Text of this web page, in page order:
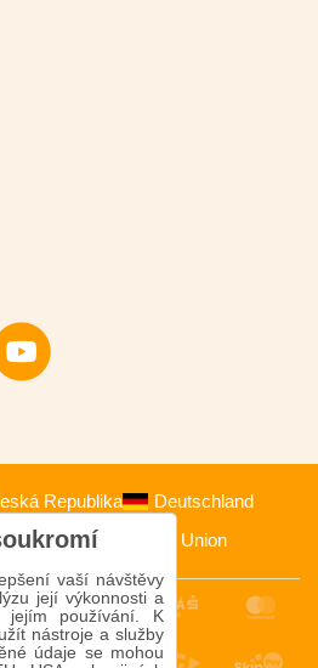
Republika
Deutschland
Polska European Union
vaší návštěvy
její výkonnosti a
jejím používání. K
nástroje a služby
údaje se mohou